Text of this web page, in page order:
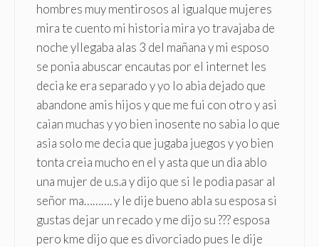
hombres muy mentirosos al igualque mujeres
mira te cuento mi historia mira yo travajaba de
noche yllegaba alas 3 del mañana y mi esposo
se ponia abuscar encautas por el internet les
decia ke era separado y yo lo abia dejado que
abandone amis hijos y que me fui con otro y asi
caian muchas y yo bien inosente no sabia lo que
asia solo me decia que jugaba juegos y yo bien
tonta creia mucho en el y asta que un dia ablo
una mujer de u.s.a y dijo que si le podia pasar al
señor ma………. y le dije bueno abla su esposa si
gustas dejar un recado y me dijo su ??? esposa
pero kme dijo que es divorciado pues le dije